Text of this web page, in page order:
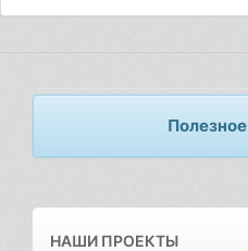
Полезное
НАШИ ПРОЕКТЫ